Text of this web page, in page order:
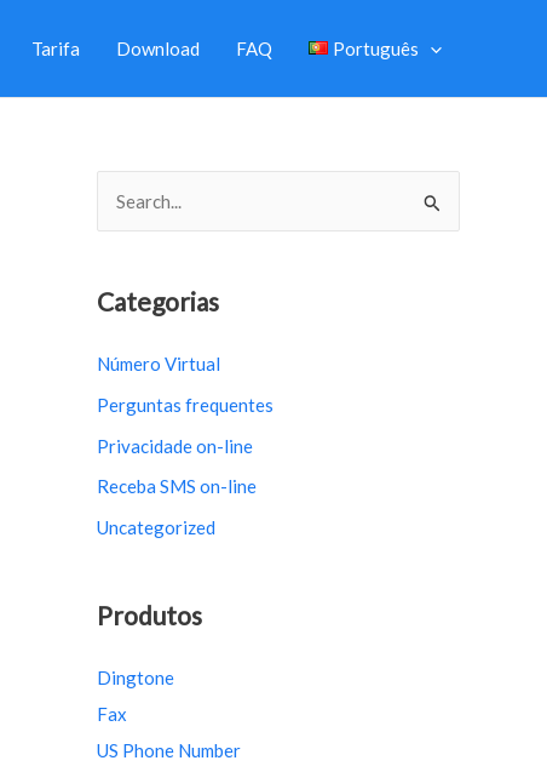
Tarifa Download FAQ Português
r
h
f
o
r
Categorias
Número Virtual
Perguntas frequentes
Privacidade on-line
Receba SMS on-line
Uncategorized
Produtos
Dingtone
Fax
US Phone Number